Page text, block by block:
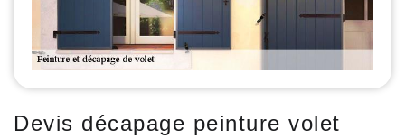
Devis décapage peinture volet